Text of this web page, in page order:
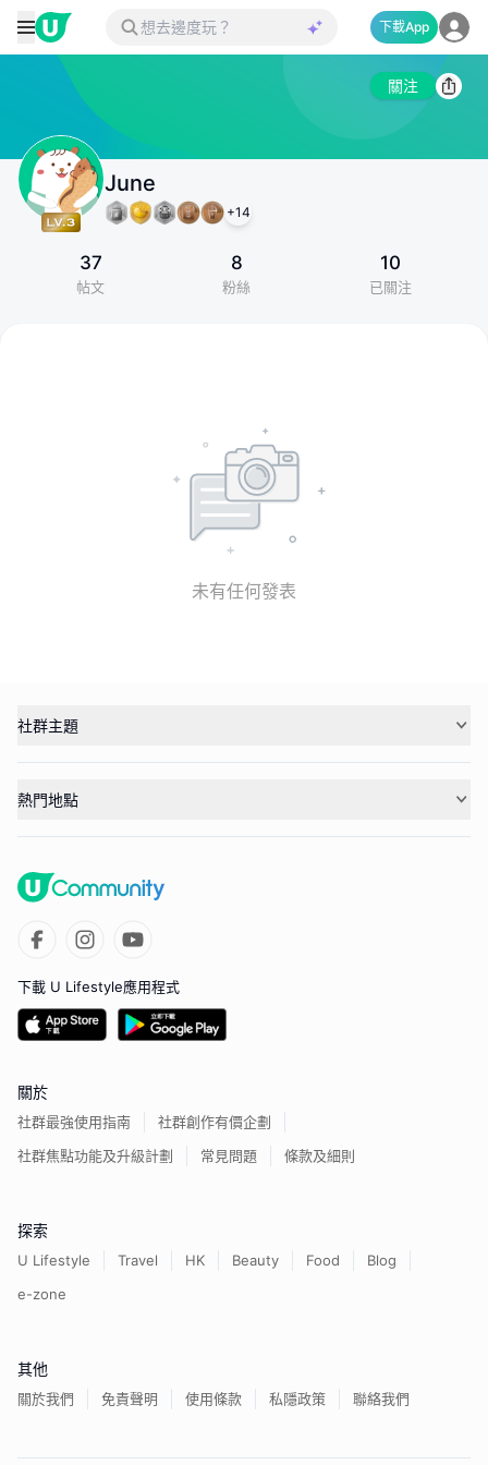
下載App
關注
June
+14
37
帖文
8
粉絲
10
已關注
未有任何發表
社群主題
熱門地點
下載 U Lifestyle應用程式
關於
社群最強使用指南
社群創作有價企劃
社群焦點功能及升級計劃
常見問題 條款及細則
探索
U Lifestyle Travel HK Beauty Food
Blog
e-zone
其他
關於我們 免責聲明 使用條款 私隱政策 聯絡我們